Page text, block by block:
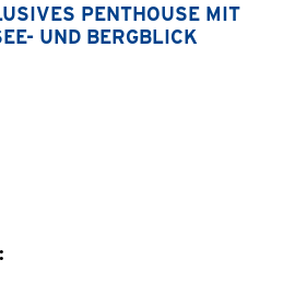
PENTHOUSE MIT
UND BERGBLICK